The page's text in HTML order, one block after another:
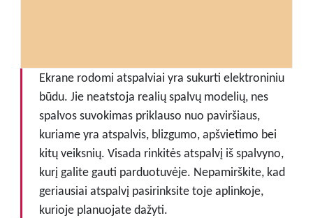
Ekrane rodomi atspalviai yra sukurti elektroniniu
būdu. Jie neatstoja realių spalvų modelių, nes
spalvos suvokimas priklauso nuo paviršiaus,
kuriame yra atspalvis, blizgumo, apšvietimo bei
kitų veiksnių. Visada rinkitės atspalvį iš spalvyno,
kurį galite gauti parduotuvėje. Nepamirškite, kad
geriausiai atspalvį pasirinksite toje aplinkoje,
kurioje planuojate dažyti.